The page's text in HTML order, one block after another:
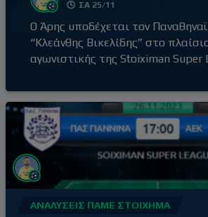
ΣΑ 25/11
Ο Άρης υποδέχεται τον
“Κλεάνθης Βικελίδης” στο
αγωνιστικής της Stoiximan Super
με τη νίκη επί του Βόλου εκτός
0-2, αφήνοντας πίσω του την
στο γήπεδό του από τον
αγωνιστικές πριν. Τρίτη νίκη στα
ΑΝΑΛΎΣΕΙΣ ΠΆΜΕ ΣΤΟΊΧΗΜΑ